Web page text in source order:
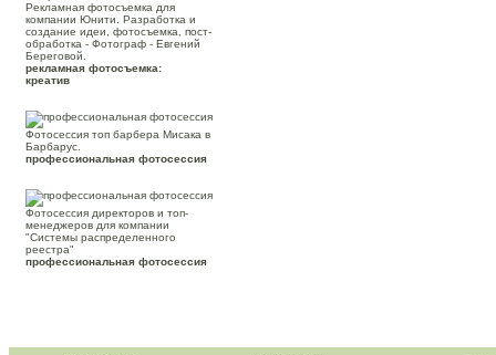
Рекламная фотосъемка для
компании Юнити. Разработка и
создание идеи, фотосъемка, пост-
обработка - Фотограф - Евгений
Береговой.
рекламная фотосъемка:
креатив
Фотосессия топ барбера Мисака в
Барбарус.
профессиональная фотосессия
Фотосессия директоров и топ-
менеджеров для компании
"Системы распределенного
реестра"
профессиональная фотосессия